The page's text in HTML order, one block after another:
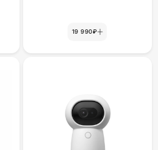
19 990₽